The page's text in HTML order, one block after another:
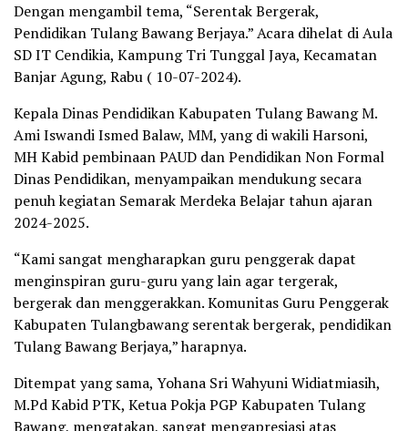
Dengan mengambil tema, “Serentak Bergerak,
Pendidikan Tulang Bawang Berjaya.” Acara dihelat di Aula
SD IT Cendikia, Kampung Tri Tunggal Jaya, Kecamatan
Banjar Agung, Rabu ( 10-07-2024).
Kepala Dinas Pendidikan Kabupaten Tulang Bawang M.
Ami Iswandi Ismed Balaw, MM, yang di wakili Harsoni,
MH Kabid pembinaan PAUD dan Pendidikan Non Formal
Dinas Pendidikan, menyampaikan mendukung secara
penuh kegiatan Semarak Merdeka Belajar tahun ajaran
2024-2025.
“Kami sangat mengharapkan guru penggerak dapat
menginspiran guru-guru yang lain agar tergerak,
bergerak dan menggerakkan. Komunitas Guru Penggerak
Kabupaten Tulangbawang serentak bergerak, pendidikan
Tulang Bawang Berjaya,” harapnya.
Ditempat yang sama, Yohana Sri Wahyuni Widiatmiasih,
M.Pd Kabid PTK, Ketua Pokja PGP Kabupaten Tulang
Bawang, mengatakan, sangat mengapresiasi atas